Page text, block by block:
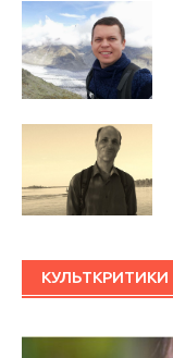
КУЛЬТКРИТИКИ